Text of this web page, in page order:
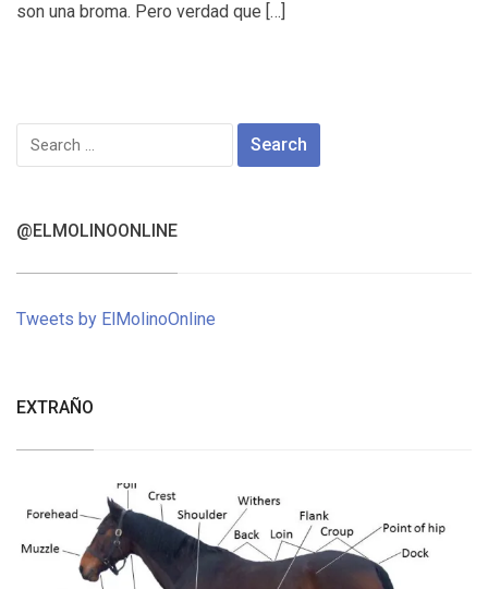
son una broma. Pero verdad que […]
Search
for:
@ELMOLINOONLINE
Tweets by ElMolinoOnline
EXTRAÑO